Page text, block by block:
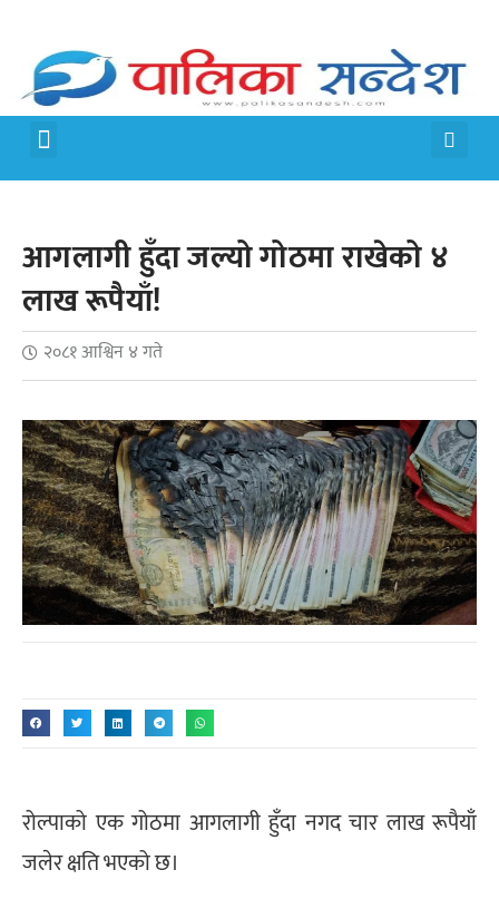
आगलागी हुँदा जल्यो गोठमा राखेको ४
लाख रूपैयाँ!
२०८१ आश्विन ४ गते
रोल्पाको एक गोठमा आगलागी हुँदा नगद चार लाख रूपैयाँ
जलेर क्षति भएको छ।